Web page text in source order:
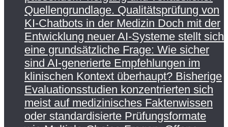
Quellengrundlage. Qualitätsprüfung von
KI-Chatbots in der Medizin Doch mit der
Entwicklung neuer AI-Systeme stellt sich
eine grundsätzliche Frage: Wie sicher
sind AI-generierte Empfehlungen im
klinischen Kontext überhaupt? Bisherige
Evaluationsstudien konzentrierten sich
meist auf medizinisches Faktenwissen
oder standardisierte Prüfungsformate